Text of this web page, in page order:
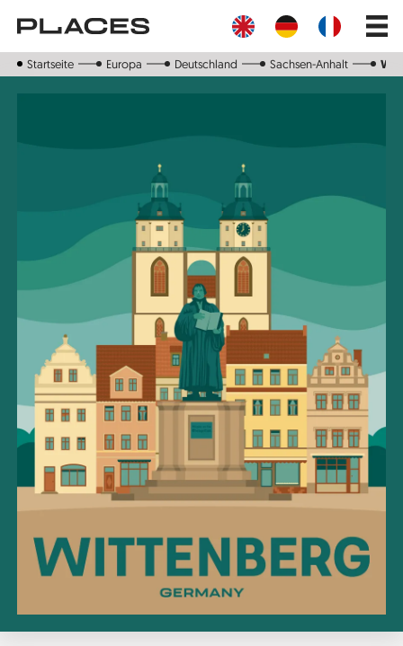
zum
Inhalt
Main
Startseite Europa Deutschland Sachsen-Anhalt